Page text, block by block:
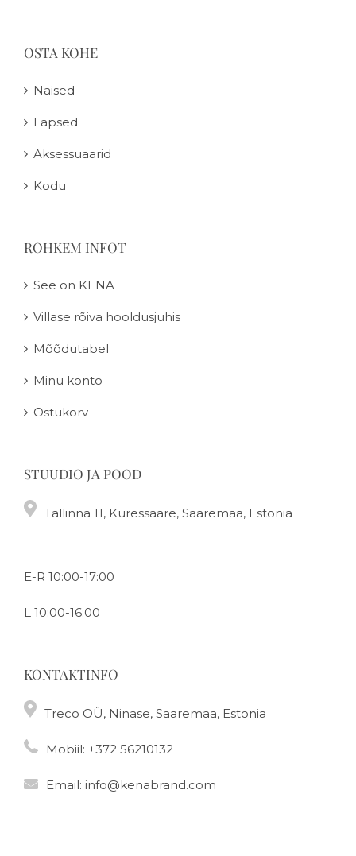
OSTA KOHE
Naised
Lapsed
Aksessuaarid
Kodu
ROHKEM INFOT
See on KENA
Villase rõiva hooldusjuhis
Mõõdutabel
Minu konto
Ostukorv
STUUDIO JA POOD
Tallinna 11, Kuressaare, Saaremaa, Estonia
E-R 10:00-17:00
L 10:00-16:00
KONTAKTINFO
Treco OÜ, Ninase, Saaremaa, Estonia
Mobiil: +372 56210132
Email: info@kenabrand.com